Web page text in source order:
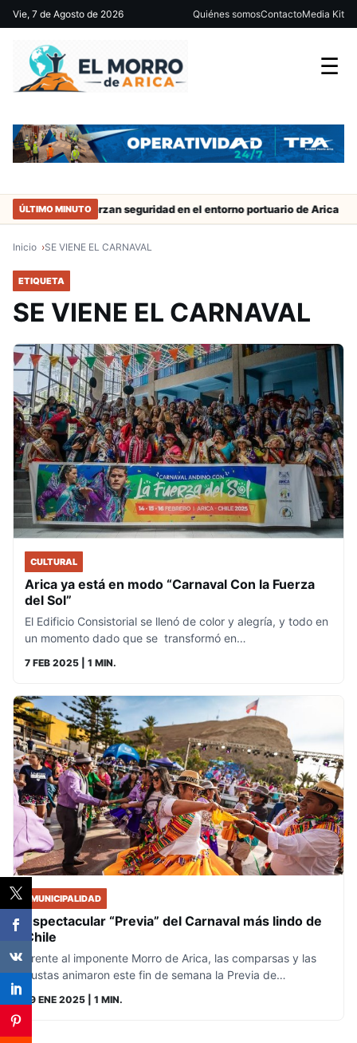
Vie, 7 de Agosto de 2026 Quiénes somosContactoMedia Kit
☰
ÚLTIMO MINUTORefuerzan seguridad en el entorno portuario de Arica
Inicio SE VIENE EL CARNAVAL
ETIQUETA
SE VIENE EL CARNAVAL
CULTURAL
Arica ya está en modo “Carnaval Con la Fuerza
del Sol”
El Edificio Consistorial se llenó de color y alegría, y todo en
un momento dado que se transformó en…
7 FEB 2025 | 1 MIN.
MUNICIPALIDAD
Espectacular “Previa” del Carnaval más lindo de
Chile
Frente al imponente Morro de Arica, las comparsas y las
ñustas animaron este fin de semana la Previa de…
19 ENE 2025 | 1 MIN.